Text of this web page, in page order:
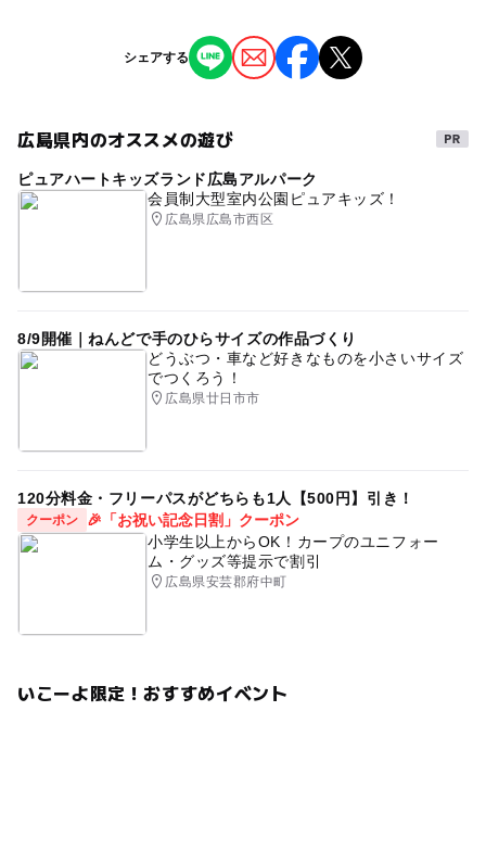
※掲載の情報は天候や主催者側の都合などにより変更にな
ることがあります。
シェアする
広島県内のオススメの遊び
ピュアハートキッズランド広島アルパーク
会員制大型室内公園ピュアキッズ！
広島県広島市西区
8/9開催｜ねんどで手のひらサイズの作品づくり
どうぶつ・車など好きなものを小さいサイズ
でつくろう！
広島県廿日市市
120分料金・フリーパスがどちらも1人【500円】引き！
クーポン
🎉「お祝い記念日割」クーポン
小学生以上からOK！カープのユニフォー
ム・グッズ等提示で割引
広島県安芸郡府中町
いこーよ限定！おすすめイベント